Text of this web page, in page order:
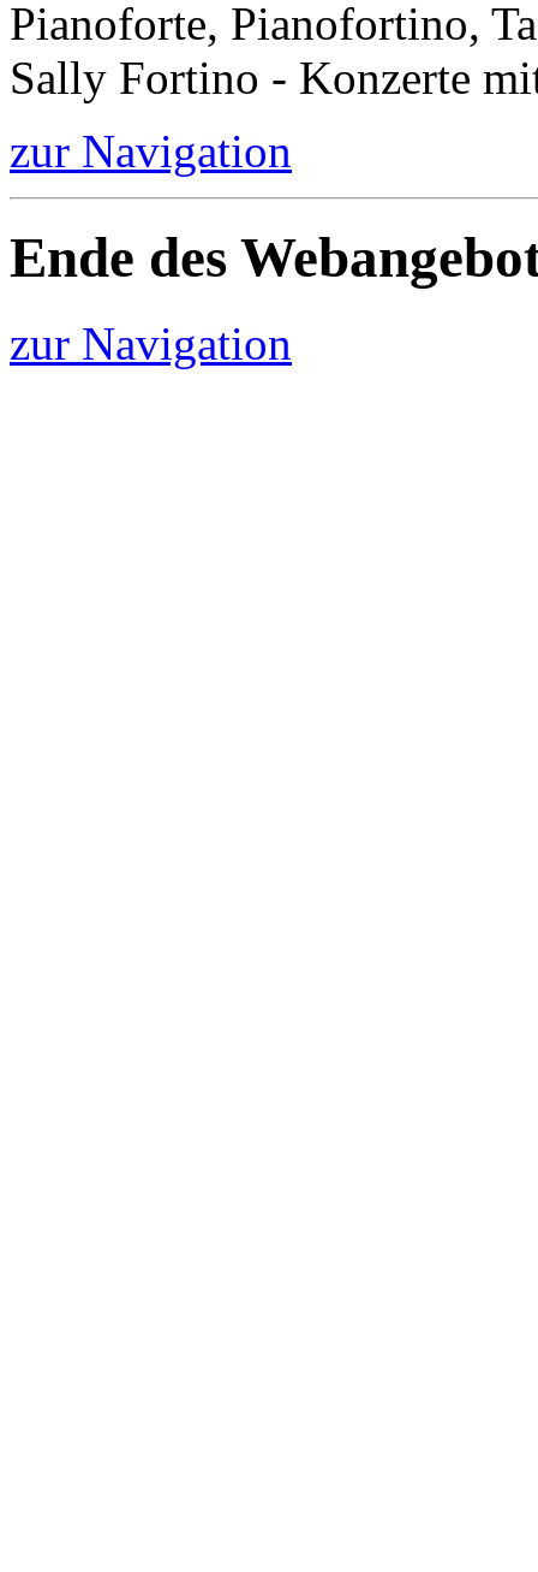
Pianoforte, Pianofortino,
Sally Fortino - Konzerte
zur Navigation
Ende des
zur Navigation